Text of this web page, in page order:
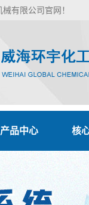
有限公司官网！
产品中心 核